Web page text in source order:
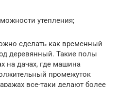
утепления;
сделать как временный
деревянный. Такие полы
на дачах, где машина
промежуток
все-таки делают более